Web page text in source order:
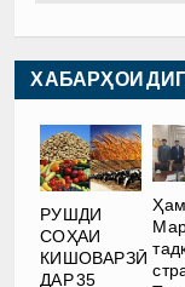
ХАБАРҲОИ
РУШДИ
СОҲАИ
КИШОВАРЗӢ
ДАР 35